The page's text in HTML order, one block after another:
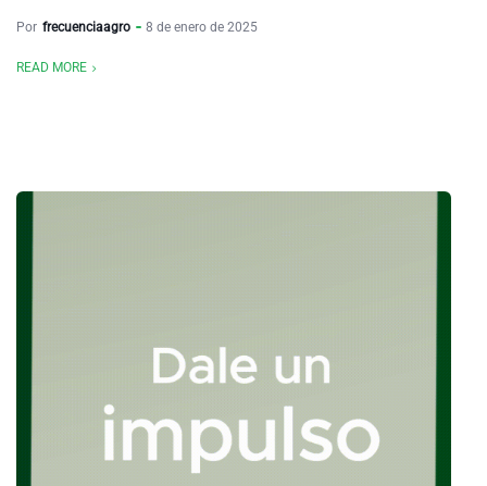
Por frecuenciaagro 8 de enero de 2025
READ MORE